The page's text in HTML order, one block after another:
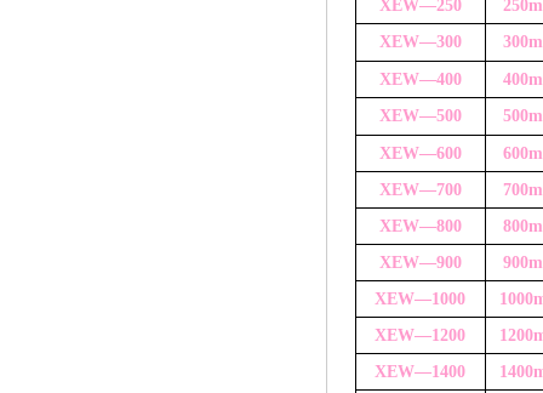
XEW—250
XEW—300
XEW—400
XEW—500
XEW—600
XEW—700
XEW—800
XEW—900
XEW—1000
XEW—1200
XEW—1400